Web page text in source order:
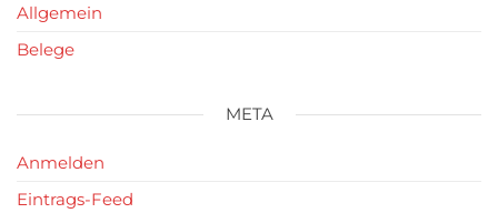
Allgemein
Belege
META
Anmelden
Eintrags-Feed